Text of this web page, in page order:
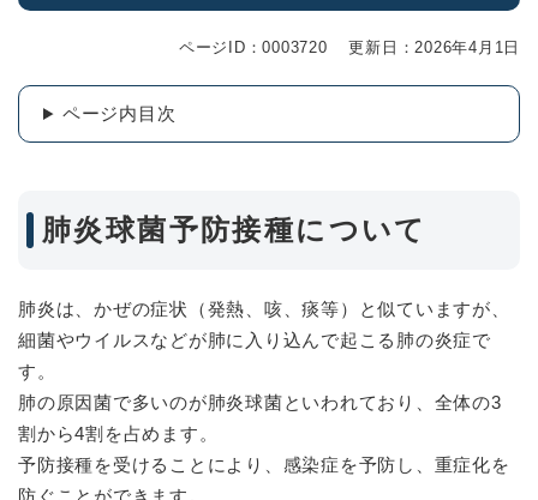
ページID：0003720 更新日：2026年4月1日
ページ内目次
肺炎球菌予防接種について
肺炎は、かぜの症状（発熱、咳、痰等）と似ていますが、
細菌やウイルスなどが肺に入り込んで起こる肺の炎症で
す。
肺の原因菌で多いのが肺炎球菌といわれており、全体の3
割から4割を占めます。
予防接種を受けることにより、感染症を予防し、重症化を
防ぐことができます。